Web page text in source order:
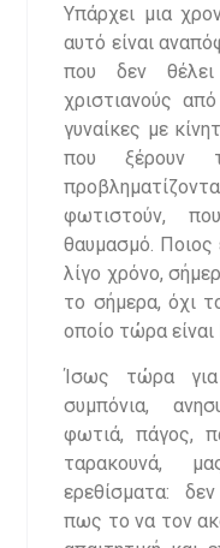
Υπάρχει μια
αυτό είναι
που δεν
χριστιανούς
γυναίκες με
που ξέρουν
φωτιστούν,
θαυμασμό. Ποιος
λίγο χρόνο,
το σήμερα, όχι
οποίο τώρα είναι
Ίσως τώρα
συμπόνια,
φωτιά, πάγος,
ταρακουνά,
ερεθίσματα:
πως το να τον